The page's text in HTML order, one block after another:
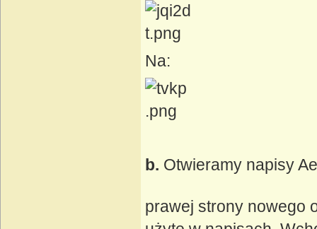
Na:
b. Otwieramy napisy
prawej strony nowego